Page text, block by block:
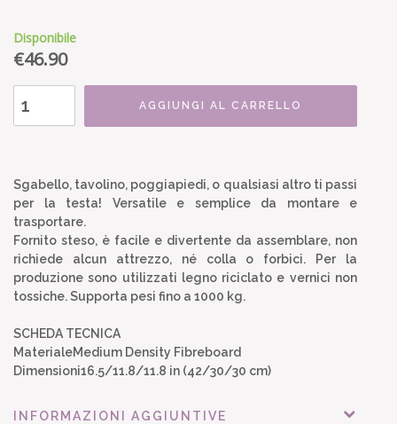
Disponibile
€46.90
AGGIUNGI AL CARRELLO
Sgabello, tavolino, poggiapiedi, o qualsiasi altro ti passi
per la testa! Versatile e semplice da montare e
trasportare.
Fornito steso, è facile e divertente da assemblare, non
richiede alcun attrezzo, né colla o forbici. Per la
produzione sono utilizzati legno riciclato e vernici non
tossiche. Supporta pesi fino a 1000 kg.
SCHEDA TECNICA
MaterialeMedium Density Fibreboard
Dimensioni16.5/11.8/11.8 in (42/30/30 cm)
INFORMAZIONI AGGIUNTIVE